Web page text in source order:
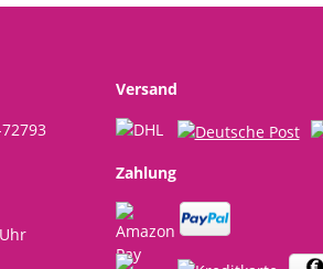
Versand
Zahlung